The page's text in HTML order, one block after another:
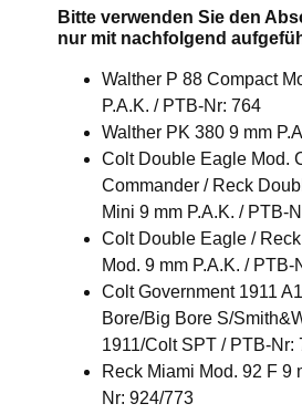
Bitte verwenden Sie den
nur mit nachfolgend
Walther P 88 Compact
P.A.K. / PTB-Nr: 764
Walther PK 380 9 mm
Colt Double Eagle Mod.
Commander / Reck
Mini 9 mm P.A.K. / PTB-
Colt Double Eagle /
Mod. 9 mm P.A.K. / PTB-
Colt Government 1911
Bore/Big Bore S/
1911/Colt SPT / PTB-Nr:
Reck Miami Mod. 92 F 9
Nr: 924/773